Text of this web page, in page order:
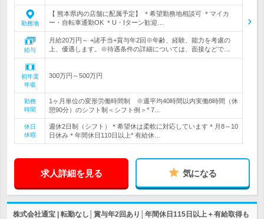
勤務地
【 熊本県内の店舗に配属予定】 ＊希望勤務地相談可 ＊マイカ
ー・自転車通勤OK ＊U・Iターン歓迎…
給与
月給20万円～ +諸手当+賞与年2回※年齢、経験、能力を考慮の
上、優遇します。※待遇条件の詳細については、面接などで…
初年度
年収
300万円～500万円
勤務
時間
1ヶ月単位の変形労働時間制 ※週平均40時間以内実働8時間（休
憩90分）のシフト制＜シフト例＞* 7…
休日
休暇
週休2日制（シフト）＊希望休は柔軟に対応しています＊月8～10
日休み＊年間休日110日以上* 有給休…
求人詳細を見る 気になる
株式会社通宝 | 転勤なし│賞与年2回あり│年間休日115日以上＋有給取得も